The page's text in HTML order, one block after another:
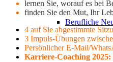
Berufliche
lernen Sie, worauf es bei
finden Sie den Mut, Ihr
4 auf Sie abgestimmte
3 Impuls-Übungen
Persönlicher E-Mail/
Karriere-Coaching 2025: